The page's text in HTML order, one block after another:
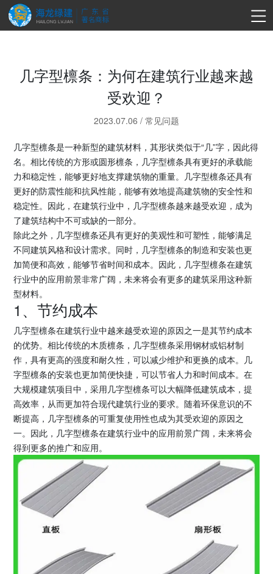
几字型檩条：为何在建筑行业越来越
受欢迎？
2023.07.06 / 常见问题
几字型檩条是一种新型的建筑材料，其形状类似于“几”字，因此得
名。相比传统的方形或圆形檩条，几字型檩条具有更好的承载能
力和稳定性，能够更好地支撑建筑物的重量。几字型檩条还具有
更好的防震性能和抗风性能，能够有效地提高建筑物的安全性和
稳定性。因此，在建筑行业中，几字型檩条越来越受欢迎，成为
了建筑结构中不可或缺的一部分。
除此之外，几字型檩条还具有更好的美观性和可塑性，能够满足
不同建筑风格和设计需求。同时，几字型檩条的制造和安装也更
加简便和高效，能够节省时间和成本。因此，几字型檩条在建筑
行业中的应用前景非常广阔，未来将会有更多的建筑采用这种新
型材料。
1、节约成本
几字型檩条在建筑行业中越来越受欢迎的原因之一是其节约成本
的优势。相比传统的木质檩条，几字型檩条采用钢材或铝材制
作，具有更高的强度和耐久性，可以减少维护和更换的成本。几
字型檩条的安装也更加简便快捷，可以节省人力和时间成本。在
大规模建筑项目中，采用几字型檩条可以大幅降低建筑成本，提
高效率，从而更加符合现代建筑行业的要求。随着环保意识的不
断提高，几字型檩条的可重复使用性也成为其受欢迎的原因之
一。因此，几字型檩条在建筑行业中的应用前景广阔，未来将会
得到更多的推广和应用。